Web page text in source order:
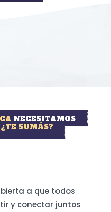
NECESITAMOS
¿TE SUMÁS?
a que todos
y conectar juntos